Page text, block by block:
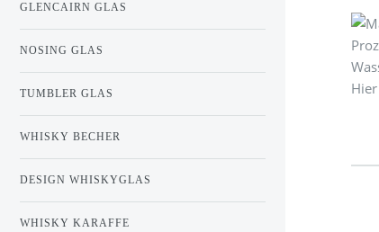
GLENCAIRN GLAS
NOSING GLAS
TUMBLER GLAS
WHISKY BECHER
DESIGN WHISKYGLAS
WHISKY KARAFFE